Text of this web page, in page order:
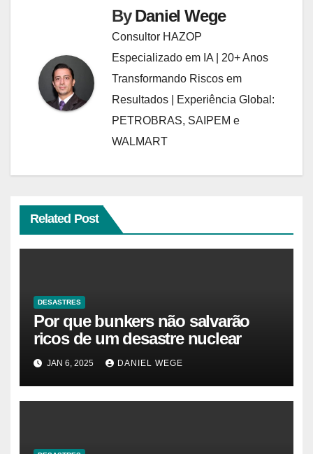
ByDaniel Wege
Consultor HAZOP
Especializado em IA | 20+ Anos
Transformando Riscos em
Resultados | Experiência Global:
PETROBRAS, SAIPEM e
WALMART
Related Post
DESASTRES
Por que bunkers não salvarão
ricos de um desastre nuclear
JAN 6, 2025 DANIEL WEGE